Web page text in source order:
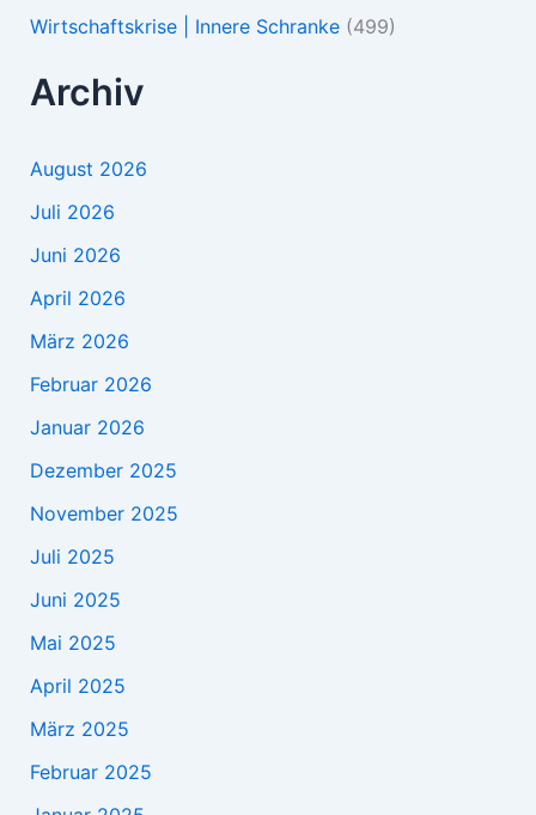
Wirtschaftskrise | Innere Schranke(499)
Archiv
August 2026
Juli 2026
Juni 2026
April 2026
März 2026
Februar 2026
Januar 2026
Dezember 2025
November 2025
Juli 2025
Juni 2025
Mai 2025
April 2025
März 2025
Februar 2025